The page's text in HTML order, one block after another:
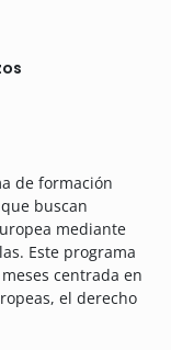
de formación
buscan
mediante
Este programa
centrada en
el derecho